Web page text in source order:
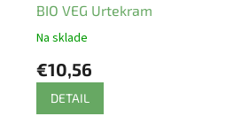
BIO VEG Urtekram
Na sklade
€10,56
DETAIL